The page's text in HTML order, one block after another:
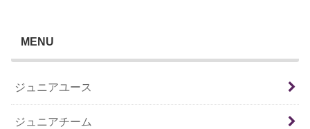
MENU
ジュニアユース
ジュニアチーム